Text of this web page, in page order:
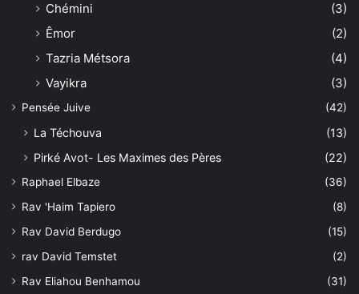
Chémini
(3)
Êmor
(2)
Tazria Métsora
(4)
Vayikra
(3)
Pensée Juive (42)
La Téchouva
(13)
Pirké Avot- Les Maximes des Pères
(22)
Raphael Elbaze
(36)
Rav 'Haim Tapiero
(8)
Rav David Berdugo
(15)
rav David Temstet
(2)
Rav Eliahou Benhamou
(31)